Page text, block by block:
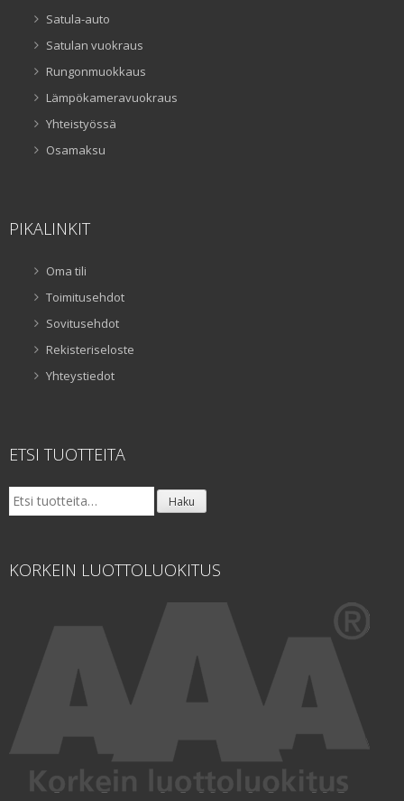
Satula-auto
Satulan vuokraus
Rungonmuokkaus
Lämpökameravuokraus
Yhteistyössä
Osamaksu
PIKALINKIT
Oma tili
Toimitusehdot
Sovitusehdot
Rekisteriseloste
Yhteystiedot
ETSI TUOTTEITA
Etsi: Haku
KORKEIN LUOTTOLUOKITUS